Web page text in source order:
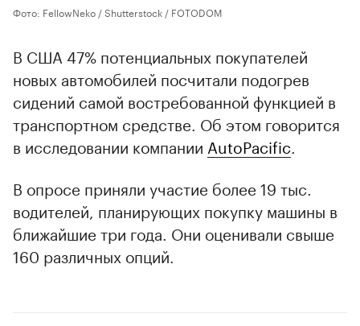
Фото: FellowNeko / Shutterstock / FOTODOM
В США 47% потенциальных покупателей
новых автомобилей посчитали подогрев
сидений самой востребованной функцией в
транспортном средстве. Об этом говорится
в исследовании компании AutoPacific.
В опросе приняли участие более 19 тыс.
водителей, планирующих покупку машины в
ближайшие три года. Они оценивали свыше
160 различных опций.